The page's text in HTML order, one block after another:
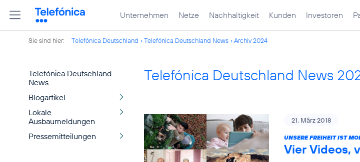
Unternehmen Netze Nachhaltigkeit Kunden Investoren
Sie sind hier: Telefónica Deutschland Telefónica Deutschland News Archiv 2024
Telefónica Deutschland
News
Blogartikel
Lokale
Ausbaumeldungen
Pressemitteilungen
Telefónica Deutschland News
21. März 2018
UNSERE FREIHEIT IST
Vier Videos,